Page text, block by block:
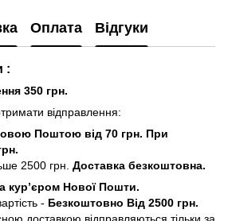
Оплата Відгуки
:
350 грн.
відправлення:
Поштою від 70 грн. При
2500 грн. Доставка безкоштовна.
кур’єром Нової Пошти.
- Безкоштовно Від 2500 грн.